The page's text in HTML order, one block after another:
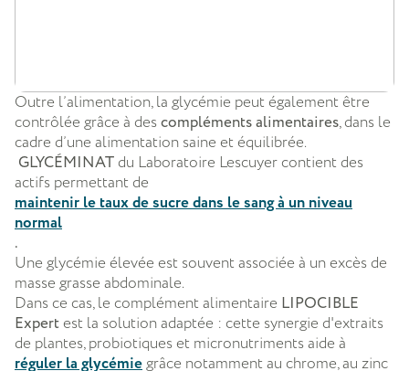
Outre l’alimentation, la glycémie peut également être
contrôlée grâce à descompléments alimentaires, dans le
cadre d’une alimentation saine et équilibrée.
GLYCÉMINATdu Laboratoire Lescuyer contient des
actifs permettant de
maintenir le taux de sucre dans le sang à un niveau
normal
.
Une glycémie élevée est souvent associée à un excès de
masse grasse abdominale.
Dans ce cas, le complément alimentaire LIPOCIBLE
Expertest la solution adaptée : cette synergie d'extraits
de plantes, probiotiques et micronutriments aide à
réguler la glycémiegrâce notamment au chrome, au zinc